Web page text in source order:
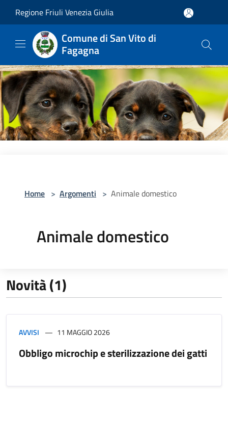
Regione Friuli Venezia Giulia
Comune di San Vito di
Fagagna
Home > Argomenti > Animale domestico
Animale domestico
Novità (1)
AVVISI 11 MAGGIO 2026
Obbligo microchip e sterilizzazione dei gatti